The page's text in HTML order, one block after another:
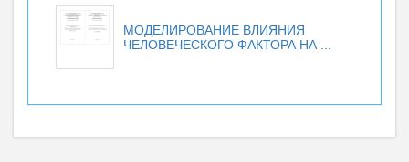
МОДЕЛИРОВАНИЕ ВЛИЯНИЯ
ЧЕЛОВЕЧЕСКОГО ФАКТОРА НА ...